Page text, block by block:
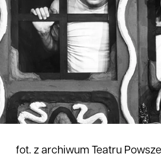
fot. z archiwum Teatru